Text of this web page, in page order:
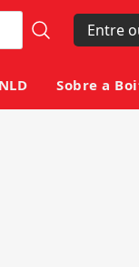
Entre
Sobre a